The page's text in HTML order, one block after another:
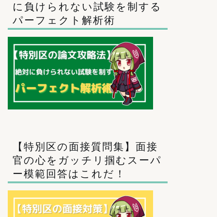
に負けられない試験を制する
パーフェクト解析術
【特別区の面接質問集】面接
官の心をガッチリ掴むスーパ
ー模範回答はこれだ！